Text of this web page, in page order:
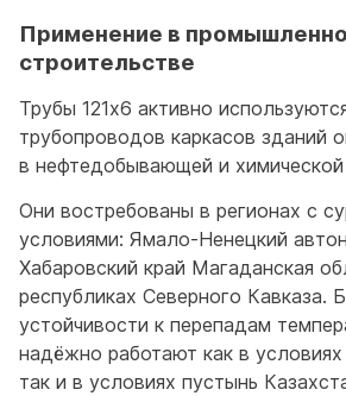
Применение в
строительстве
Трубы 121x6 активно
трубопроводов каркасов зданий
в нефтедобывающей и
Они востребованы в регионах с
условиями: Ямало-Ненецкий
Хабаровский край Магаданская
республиках Северного Кавказа.
устойчивости к перепадам
надёжно работают как в
так и в условиях пустынь